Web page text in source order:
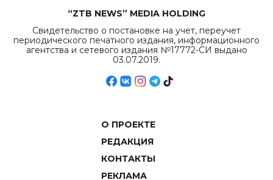
“ZTB NEWS” MEDIA HOLDING
Свидетельство о постановке на учет, переучет
периодического печатного издания, информационного
агентства и сетевого издания №17772-СИ выдано
03.07.2019.
О ПРОЕКТЕ
РЕДАКЦИЯ
КОНТАКТЫ
РЕКЛАМА